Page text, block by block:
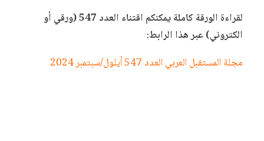
لقراءة الورقة كاملة يمكنكم اقتناء العدد 547 (ورقي أو
الكتروني) عبر هذا الرابط:
مجلة المستقبل العربي العدد 547 أيلول/سبتمبر 2024